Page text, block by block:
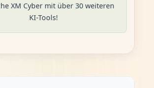
XM Cyber mit über 30 weiteren
KI-Tools!